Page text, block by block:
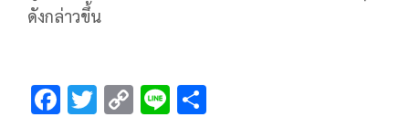
ดังกล่าวขึ้น
F T C Li